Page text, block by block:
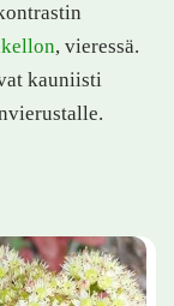
, vieressä.
kauniisti